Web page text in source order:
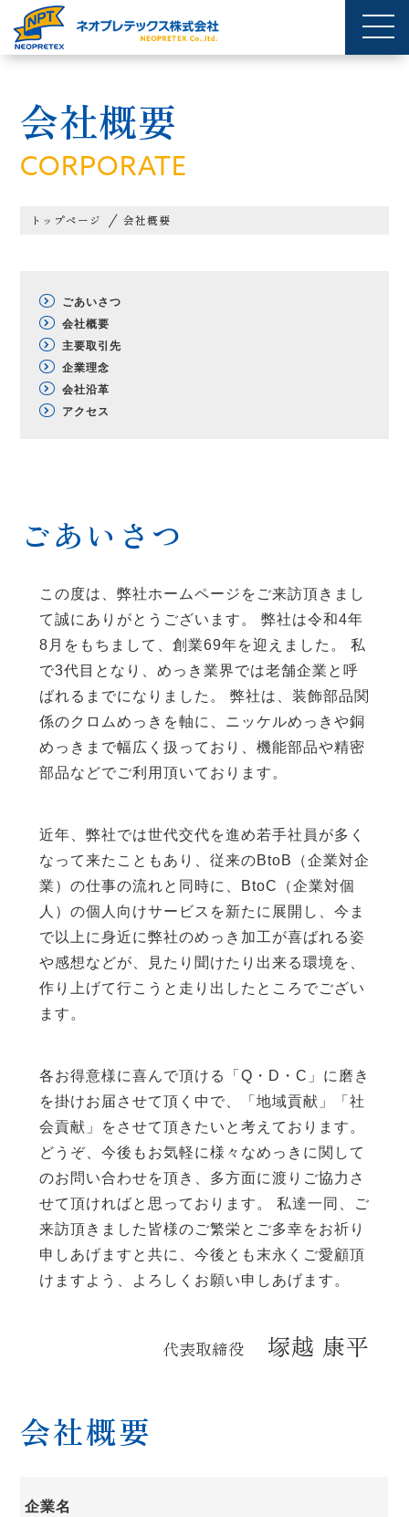
会社概要
CORPORATE
トップページ 会社概要
ごあいさつ
会社概要
主要取引先
企業理念
会社沿革
アクセス
ごあいさつ
この度は、弊社ホームページをご来訪頂きまし
て誠にありがとうございます。 弊社は令和4年
8月をもちまして、創業69年を迎えました。 私
で3代目となり、めっき業界では老舗企業と呼
ばれるまでになりました。 弊社は、装飾部品関
係のクロムめっきを軸に、ニッケルめっきや銅
めっきまで幅広く扱っており、機能部品や精密
部品などでご利用頂いております。
近年、弊社では世代交代を進め若手社員が多く
なって来たこともあり、従来のBtoB（企業対企
業）の仕事の流れと同時に、BtoC（企業対個
人）の個人向けサービスを新たに展開し、今ま
で以上に身近に弊社のめっき加工が喜ばれる姿
や感想などが、見たり聞けたり出来る環境を、
作り上げて行こうと走り出したところでござい
ます。
各お得意様に喜んで頂ける「Q・D・C」に磨き
を掛けお届させて頂く中で、「地域貢献」「社
会貢献」をさせて頂きたいと考えております。
どうぞ、今後もお気軽に様々なめっきに関して
のお問い合わせを頂き、多方面に渡りご協力さ
せて頂ければと思っております。 私達一同、ご
来訪頂きました皆様のご繁栄とご多幸をお祈り
申しあげますと共に、今後とも末永くご愛顧頂
けますよう、よろしくお願い申しあげます。
代表取締役 塚越 康平
会社概要
企業名